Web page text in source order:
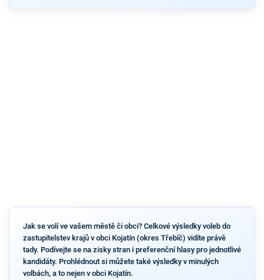
Jak se volí ve vašem městě či obci? Celkové výsledky voleb do
zastupitelstev krajů v obci Kojatín (okres Třebíč) vidíte právě
tady. Podívejte se na zisky stran i preferenční hlasy pro jednotlivé
kandidáty. Prohlédnout si můžete také výsledky v minulých
volbách, a to nejen v obci Kojatín.